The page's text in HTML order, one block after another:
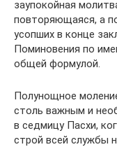
заупокойная
повторяющаяся, а
усопших в конце
Поминовения по
общей формулой.
Полунощное
столь важным и
в седмицу Пасхи,
строй всей службы